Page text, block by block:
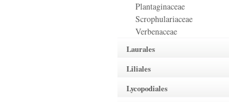
Plantaginaceae
Scrophulariaceae
Verbenaceae
Laurales
Liliales
Lycopodiales